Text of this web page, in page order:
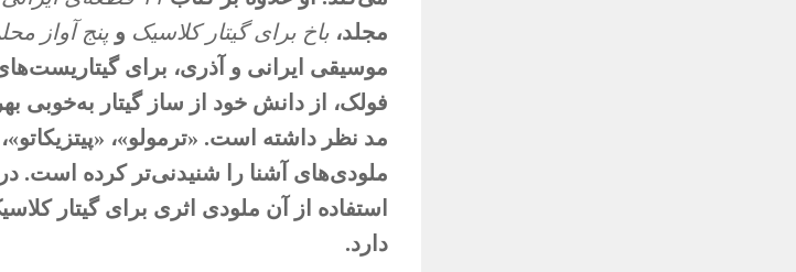
مجلد، باخ برای گیتار کلاسیک و پنج آواز
موسیقی ایرانی و آذری، برای
فولک، از دانش خود از ساز گیتار به‌خوبی
مد نظر داشته است. «ترمولو»،
ملودی‌های آشنا را شنیدنی‌تر کرده است.
استفاده از آن ملودی اثری برای گیتار
دارد.